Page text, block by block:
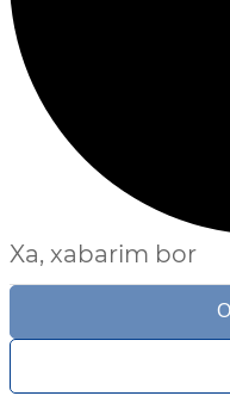
Xa, xabarim bor